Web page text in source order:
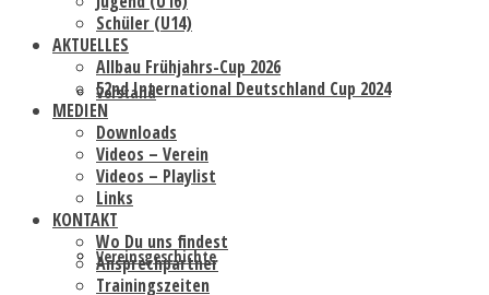
Vorstand
Vereinsgeschichte
Schüler (U14)
AKTUELLES
Allbau Frühjahrs-Cup 2026
52nd International Deutschland Cup 2024
MEDIEN
Downloads
Videos – Verein
Videos – Playlist
Links
KONTAKT
Wo Du uns findest
Ansprechpartner
Trainingszeiten